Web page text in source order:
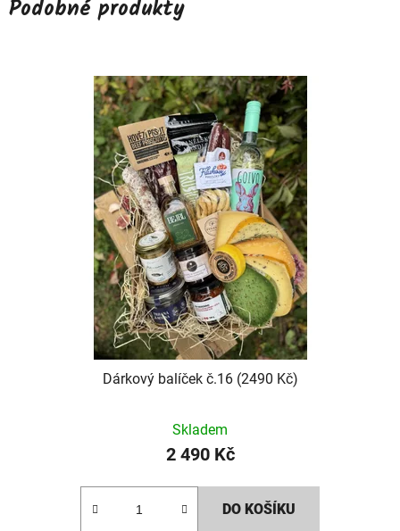
Podobné produkty
Dárkový balíček č.16 (2490 Kč)
Skladem
2 490 Kč
DO KOŠÍKU